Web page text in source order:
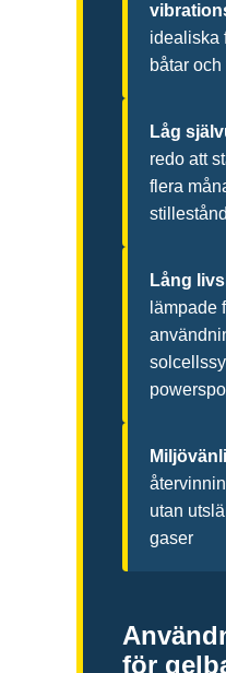
idealiska
båtar
Låg
redo att
flera
stillestånd
Lång
lämpade
utan
gaser
för